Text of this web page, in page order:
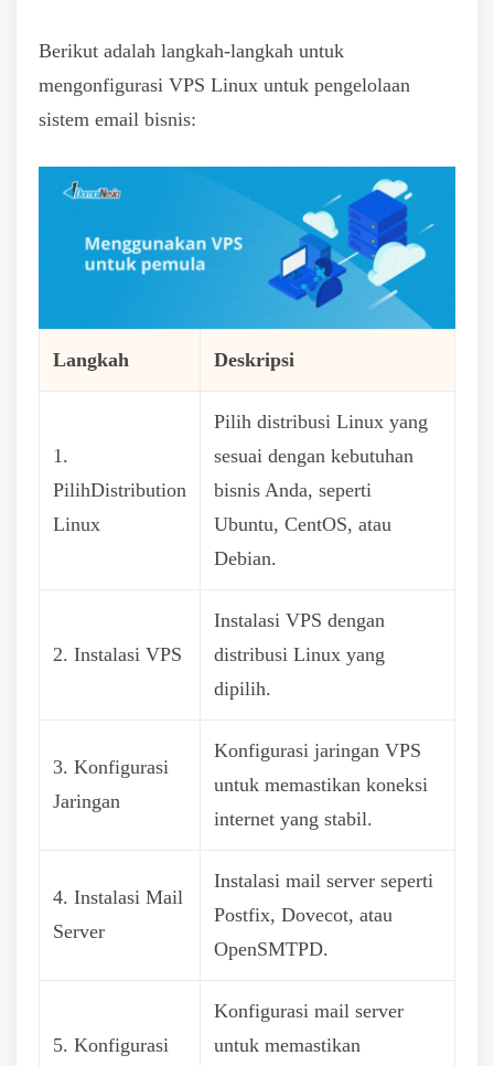
Berikut adalah langkah-langkah untuk
mengonfigurasi VPS Linux untuk pengelolaan
sistem email bisnis:
Langkah Deskripsi
1.
PilihDistribution
Linux
Pilih distribusi Linux yang
sesuai dengan kebutuhan
bisnis Anda, seperti
Ubuntu, CentOS, atau
Debian.
2. Instalasi VPS
Instalasi VPS dengan
distribusi Linux yang
dipilih.
3. Konfigurasi
Jaringan
Konfigurasi jaringan VPS
untuk memastikan koneksi
internet yang stabil.
4. Instalasi Mail
Server
Instalasi mail server seperti
Postfix, Dovecot, atau
OpenSMTPD.
5. Konfigurasi
Konfigurasi mail server
untuk memastikan